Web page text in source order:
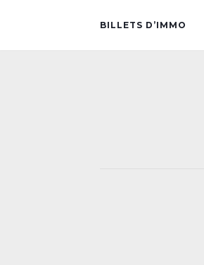
BILLETS D’IMMO